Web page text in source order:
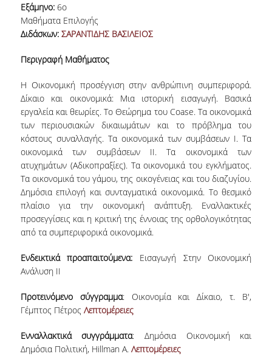
ΕΙΔΙΚΟ ΠΡΟΣΩΠΙΚΟ
ΑΚΑΔΗΜΑΪΚΟΙ ΥΠΟΤΡΟΦΟΙ
ΕΝΤΕΤΑΛΜΕΝΟΙ ΔΙΔΑΣΚΟΝΤΕΣ
E.ΔΙ.Π.
ΕΠΙΣΤΗΜΟΝΙΚΟΙ ΣΥΝΕΡΓΑΤΕΣ
Ε.Τ.Ε.Π
ΔΙΟΙΚΗΤΙΚΟ ΠΡΟΣΩΠΙΚΟ
ΜΗΤΡΩΑ
ΠΡΟΠΤΥΧΙΑΚΕΣ ΣΠΟΥΔΕΣ
ΠΡΟΓΡΑΜΜΑ ΚΑΙ ΚΑΤΕΥΘΥΝΣΕΙΣ ΣΠΟΥΔΩΝ
ΜΑΘΗΜΑΤΑ ΠΡΟΓΡΑΜΜΑΤΟΣ ΣΠΟΥΔΩΝ
ΜΑΘΗΜΑΤΑ ΕΛΕΥΘΕΡΗΣ ΕΠΙΛΟΓΗΣ ΑΠΟ
ΑΛΛΑ ΤΜΗΜΑΤΑ
ΔΗΛΩΣΕΙΣ ΜΑΘΗΜΑΤΩΝ
Εξάμηνο: 6ο
Μαθήματα Επιλογής
Διδάσκων: ΣΑΡΑΝΤΙΔΗΣ ΒΑΣΙΛΕΙΟΣ
Περιγραφή Μαθήματος
Η Οικονομική προσέγγιση στην ανθρώπινη συμπεριφορά.
Δίκαιο και οικονομικά: Μια ιστορική εισαγωγή. Βασικά
εργαλεία και θεωρίες. Το Θεώρημα του Coase. Τα οικονομικά
των περιουσιακών δικαιωμάτων και το πρόβλημα του
κόστους συναλλαγής. Τα οικονομικά των συμβάσεων Ι. Τα
οικονομικά των συμβάσεων ΙΙ. Τα οικονομικά των
ατυχημάτων (Αδικοπραξίες). Τα οικονομικά του εγκλήματος.
Τα οικονομικά του γάμου, της οικογένειας και του διαζυγίου.
Δημόσια επιλογή και συνταγματικά οικονομικά. Το θεσμικό
πλαίσιο για την οικονομική ανάπτυξη. Εναλλακτικές
προσεγγίσεις και η κριτική της έννοιας της ορθολογικότητας
από τα συμπεριφορικά οικονομικά.
Ενδεικτικά προαπαιτούμενα: Εισαγωγή Στην Οικονομική
Ανάλυση ΙΙ
Προτεινόμενο σύγγραμμα: Οικονομία και Δίκαιο, τ. Β',
Γέμπτος Πέτρος Λεπτομέρειες
Ενναλλακτικά συγγράμματα: Δημόσια Οικονομική και
Δημόσια Πολιτική, Hillman A. Λεπτομέρειες